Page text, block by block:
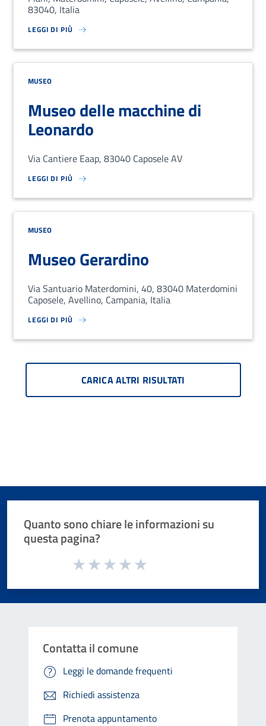
83040, Italia
LEGGI DI PIÙ
SU LOREM IPSUM DOLOR SIT AMET, CONSECTETUR ADIPISCING
MUSEO
Museo delle macchine di
Leonardo
Via Cantiere Eaap, 83040 Caposele AV
LEGGI DI PIÙ
SU LOREM IPSUM DOLOR SIT AMET, CONSECTETUR ADIPISCING
MUSEO
Museo Gerardino
Via Santuario Materdomini, 40, 83040 Materdomini
Caposele, Avellino, Campania, Italia
LEGGI DI PIÙ
SU LOREM IPSUM DOLOR SIT AMET, CONSECTETUR ADIPISCING
CARICA ALTRI RISULTATI
Quanto sono chiare le informazioni su
questa pagina?
Valuta da 1 a 5 stelle la pagina
Contatta il comune
Leggi le domande frequenti
Richiedi assistenza
Prenota appuntamento